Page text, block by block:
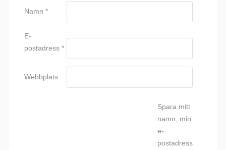
Namn *
E-
postadress *
Webbplats
Spara mitt
namn, min
e-
postadress